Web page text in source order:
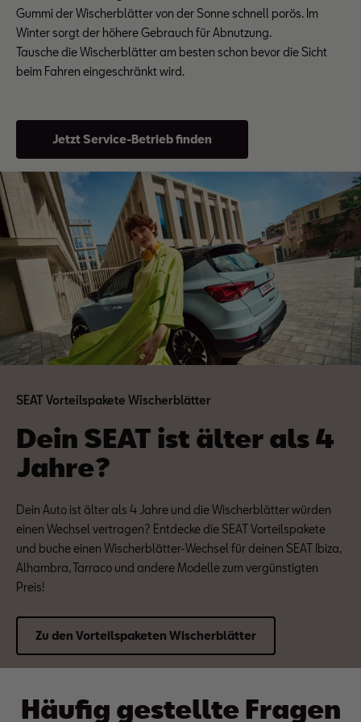
Gummi der Wischerblätter von der Sonne schnell porös. Im
Winter sorgt der höhere Gebrauch für Abnutzung.
Tausche die Wischerblätter am besten schon bevor die Sicht
beim Fahren eingeschränkt wird.
Jetzt Service-Betrieb finden
SEAT Vorteilspakete Wischerblätter
Dein SEAT ist älter als 4
Jahre?
Dein Auto ist älter als 4 Jahre und die Wischerblätter würden
einen Wechsel vertragen? Entdecke die SEAT Vorteilspakete
und buche einen Wischerblätter-Wechsel für deinen SEAT Ibiza,
Alhambra, Tarraco und andere Modelle zum vergünstigten
Preis!
Zu den Vorteilspaketen Wischerblätter
Häufig gestellte Fragen